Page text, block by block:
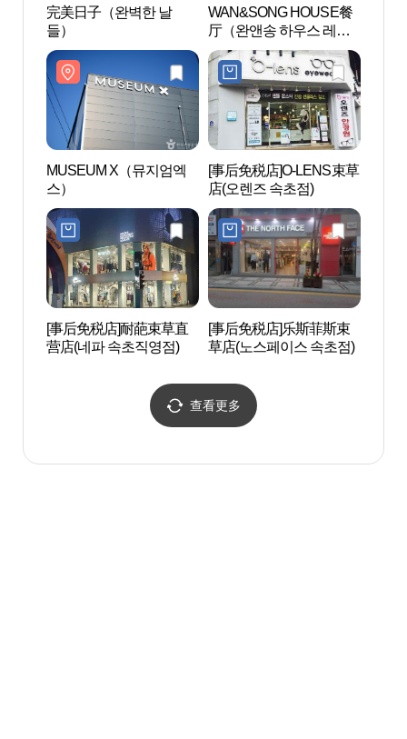
完美日子（완벽한 날
들）
WAN&SONG HOUSE餐
厅（완앤송 하우스 레스
토랑）
MUSEUM X（뮤지엄엑
스）
[事后免税店]O-LENS束草
店(오렌즈 속초점)
[事后免税店]耐葩束草直
营店(네파 속초직영점)
[事后免税店]乐斯菲斯束
草店(노스페이스 속초점)
查看更多